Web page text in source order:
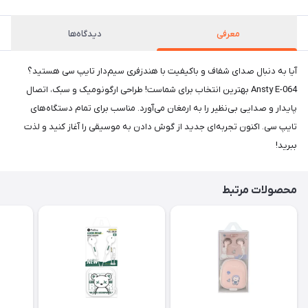
معرفی دیدگاه‌ها
آیا به دنبال صدای شفاف و باکیفیت با هندزفری سیم‌دار تایپ سی هستید؟
Ansty E-064 بهترین انتخاب برای شماست! طراحی ارگونومیک و سبک، اتصال
پایدار و صدایی بی‌نظیر را به ارمغان می‌آورد. مناسب برای تمام دستگاه‌های
تایپ سی. اکنون تجربه‌ای جدید از گوش دادن به موسیقی را آغاز کنید و لذت
ببرید!
محصولات مرتبط